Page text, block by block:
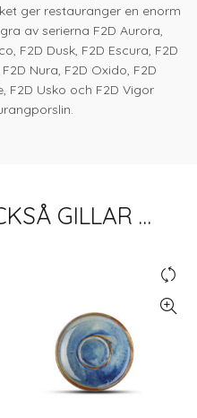
ger restauranger en enorm
av serierna F2D Aurora,
F2D Dusk, F2D Escura, F2D
Nura, F2D Oxido, F2D
F2D Usko och F2D Vigor
GILLAR …